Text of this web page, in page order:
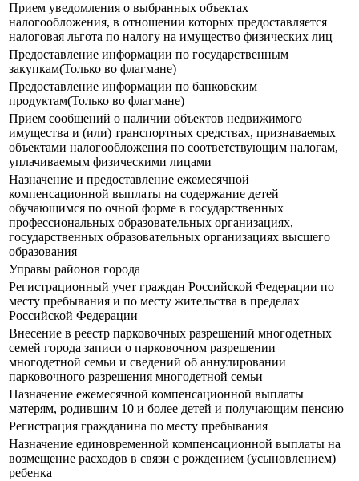
Прием уведомления о выбранных объектах
налогообложения, в отношении которых предоставляется
налоговая льгота по налогу на имущество физических лиц
Предоставление информации по государственным
закупкам(Только во флагмане)
Предоставление информации по банковским
продуктам(Только во флагмане)
Прием сообщений о наличии объектов недвижимого
имущества и (или) транспортных средствах, признаваемых
объектами налогообложения по соответствующим налогам,
уплачиваемым физическими лицами
Назначение и предоставление ежемесячной
компенсационной выплаты на содержание детей
обучающимся по очной форме в государственных
профессиональных образовательных организациях,
государственных образовательных организациях высшего
образования
Управы районов города
Регистрационный учет граждан Российской Федерации по
месту пребывания и по месту жительства в пределах
Российской Федерации
Внесение в реестр парковочных разрешений многодетных
семей города записи о парковочном разрешении
многодетной семьи и сведений об аннулировании
парковочного разрешения многодетной семьи
Назначение ежемесячной компенсационной выплаты
матерям, родившим 10 и более детей и получающим пенсию
Регистрация гражданина по месту пребывания
Назначение единовременной компенсационной выплаты на
возмещение расходов в связи с рождением (усыновлением)
ребенка